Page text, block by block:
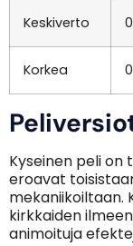
Keskiverto
Korkea
Kyseinen peli on
eroavat
mekaniikoiltaan.
kirkkaiden
animoituja